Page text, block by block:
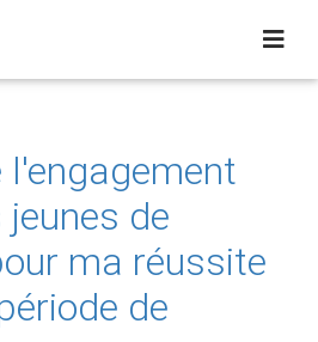
l'engagement
de
ma réussite
de